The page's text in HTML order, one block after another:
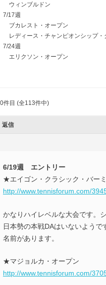
ウィンブルドン
7/17週
ブカレスト・オープン
レディース・チャンピオンシップ・
7/24週
エリクソン・オープン
件目 (全113件中)
返信
6/19週 エントリー
★エイゴン・クラシック・バー
http://www.tennisforum.com/
かなりハイレベルな大会です。
日本勢の本戦DAはいないよう
名前があります。
★マジョルカ・オープン
http://www.tennisforum.com/